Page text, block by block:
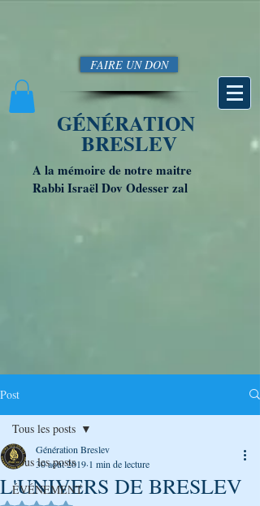
FAIRE UN DON
GÉNÉRATION
BRESLEV
A la mémoire de notre maitre
Rabbi Israël Dov Odesser zal
Post
Tous les posts
ÉVÉNEMENT
Tous les posts
L'UNIVERS DE BRESLEV
Génération Breslev
30 août 2019 1 min de lecture